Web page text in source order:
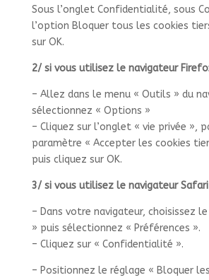
Sous l’onglet Confidentialité, sous
l’option Bloquer tous les cookies
sur OK.
2/ si vous utilisez le navigateur
– Allez dans le menu « Outils » du
sélectionnez « Options »
– Cliquez sur l’onglet « vie privée »,
paramètre « Accepter les cookies
puis cliquez sur OK.
3/ si vous utilisez le navigateur Safari
– Dans votre navigateur, choisissez
» puis sélectionnez « Préférences ».
– Cliquez sur « Confidentialité ».
– Positionnez le réglage « Bloquer